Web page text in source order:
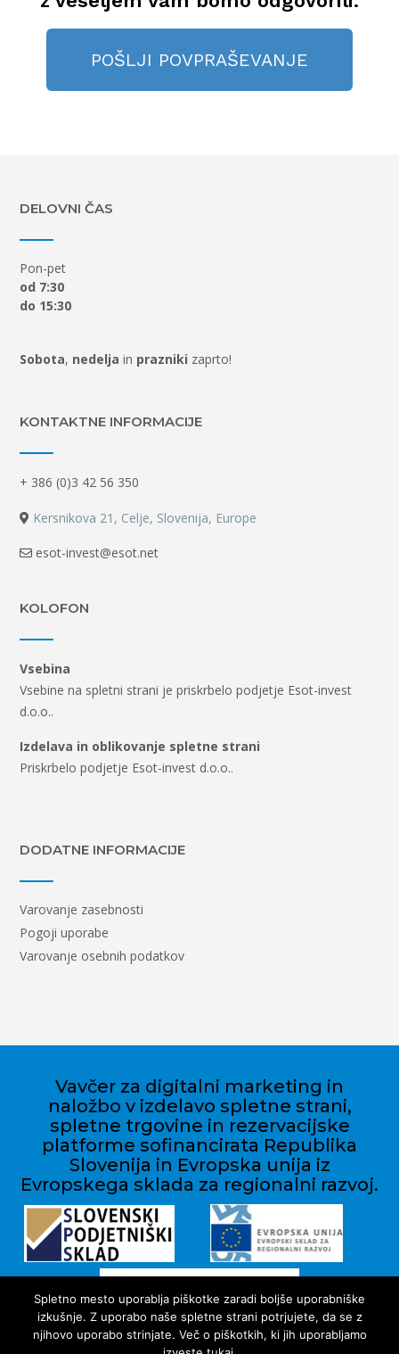
POŠLJI POVPRAŠEVANJE
DELOVNI ČAS
Pon-pet
od 7:30
do 15:30
Sobota, nedelja in prazniki zaprto!
KONTAKTNE INFORMACIJE
+ 386 (0)3 42 56 350
Kersnikova 21, Celje, Slovenija, Europe
esot-invest@esot.net
KOLOFON
Vsebina
Vsebine na spletni strani je priskrbelo podjetje Esot-invest
d.o.o..
Izdelava in oblikovanje spletne strani
Priskrbelo podjetje Esot-invest d.o.o..
DODATNE INFORMACIJE
Varovanje zasebnosti
Pogoji uporabe
Varovanje osebnih podatkov
Vavčer za digitalni marketing in
naložbo v izdelavo spletne strani,
spletne trgovine in rezervacijske
platforme sofinancirata Republika
Slovenija in Evropska unija iz
Evropskega sklada za regionalni razvoj.
Spletno mesto uporablja piškotke zaradi boljše uporabniške
izkušnje. Z uporabo naše spletne strani potrjujete, da se z
njihovo uporabo strinjate. Več o piškotkih, ki jih uporabljamo